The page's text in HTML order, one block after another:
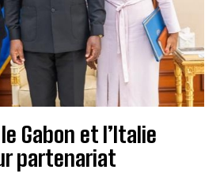
Gabon et l’Italie
partenariat